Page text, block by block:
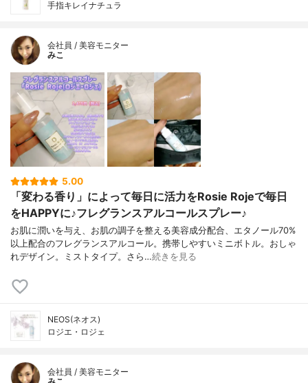
手指キレイナチュラ
会社員 / 美容モニター
みこ
5.00
「変わる香り」によって毎日に活力をRosie Rojeで毎日
をHAPPYに♪フレグランスアルコールスプレー♪
お肌に潤いを与え、お肌の調子を整える美容成分配合、エタノール70%
以上配合のフレグランスアルコール。携帯しやすいミニボトル。おしゃ
れデザイン。ミストタイプ。さら…続きを見る
NEOS(ネオス)
ロジエ・ロジェ
会社員 / 美容モニター